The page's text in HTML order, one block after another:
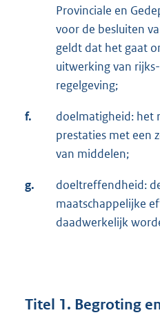
Provinciale en
voor de besluiten
geldt dat het gaat
uitwerking van
regelgeving;
f.
doelmatigheid: het
prestaties met een
van middelen;
g.
doeltreffendheid:
maatschappelijke
daadwerkelijk
Titel 1. Begroting